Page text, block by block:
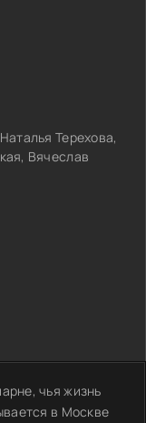
Терехова,
Вячеслав
чья жизнь
в Москве